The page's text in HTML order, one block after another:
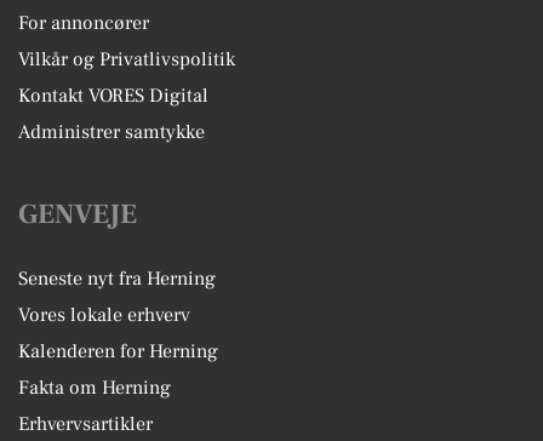
For annoncører
Vilkår og Privatlivspolitik
Kontakt VORES Digital
Administrer samtykke
GENVEJE
Seneste nyt fra Herning
Vores lokale erhverv
Kalenderen for Herning
Fakta om Herning
Erhvervsartikler